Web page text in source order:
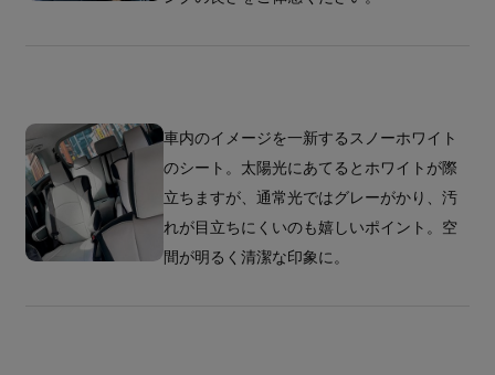
車内のイメージを一新するスノーホワイト
のシート。太陽光にあてるとホワイトが際
立ちますが、通常光ではグレーがかり、汚
れが目立ちにくいのも嬉しいポイント。空
間が明るく清潔な印象に。